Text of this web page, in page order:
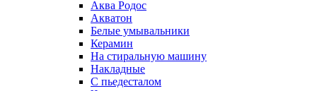
Аква Родос
Акватон
Белые умывальники
Керамин
На стиральную машину
Накладные
С пьедесталом